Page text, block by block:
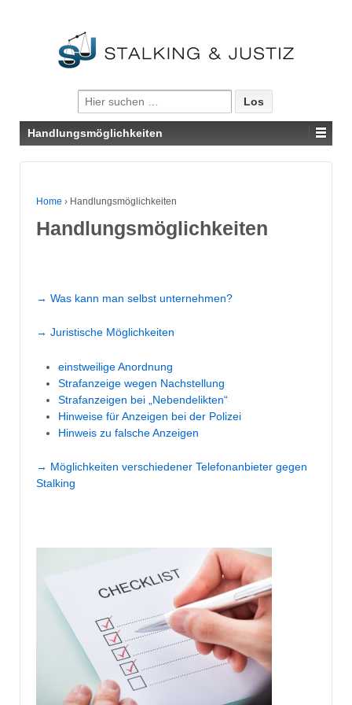
Suche nach:
Handlungsmöglichkeiten
Home › Handlungsmöglichkeiten
Handlungsmöglichkeiten
→ Was kann man selbst unternehmen?
→ Juristische Möglichkeiten
einstweilige Anordnung
Strafanzeige wegen Nachstellung
Strafanzeigen bei „Nebendelikten“
Hinweise für Anzeigen bei der Polizei
Hinweis zu falsche Anzeigen
→ Möglichkeiten verschiedener Telefonanbieter gegen
Stalking